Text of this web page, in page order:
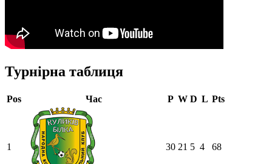
Турнірна таблиця
Pos Час P W D L Pts
1 30 21 5 4 68